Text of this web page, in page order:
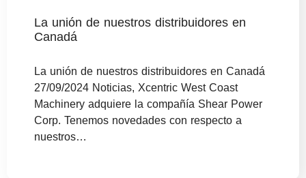
La unión de nuestros distribuidores en
Canadá
La unión de nuestros distribuidores en Canadá
27/09/2024 Noticias, Xcentric West Coast
Machinery adquiere la compañía Shear Power
Corp. Tenemos novedades con respecto a
nuestros…